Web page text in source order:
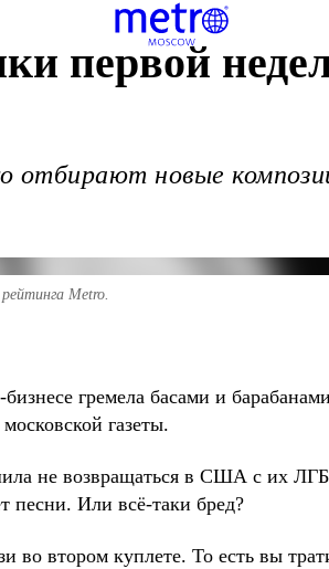
первой
новые
Metro.
гремела басами и
газеты.
не возвращаться в США с их
Или всё-таки бред?
втором куплете. То есть вы